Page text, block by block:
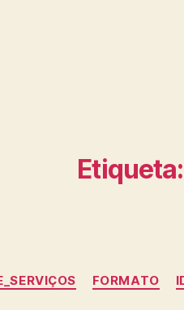
Etiqueta:
FORMATO